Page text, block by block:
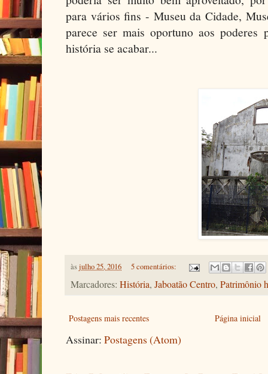
para vários fins - Museu da Cidade,
parece ser mais oportuno aos poderes
história se acabar...
àsjulho 25, 2016 5 comentários:
Marcadores: História, Jaboatão Centro, Patrimônio
Postagens mais recentes Página inicial
Assinar: Postagens (Atom)